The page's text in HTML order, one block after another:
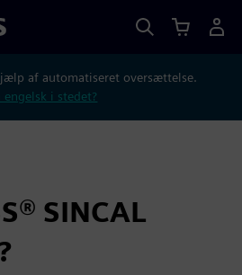
af automatiseret oversættelse.
i stedet?
SINCAL